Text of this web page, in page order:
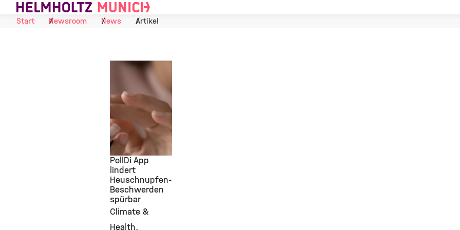
Skip to Content
Start
Newsroom News Artikel
©
PollDi App
lindert
Heuschnupfen-
Beschwerden
spürbar
Climate &
Health